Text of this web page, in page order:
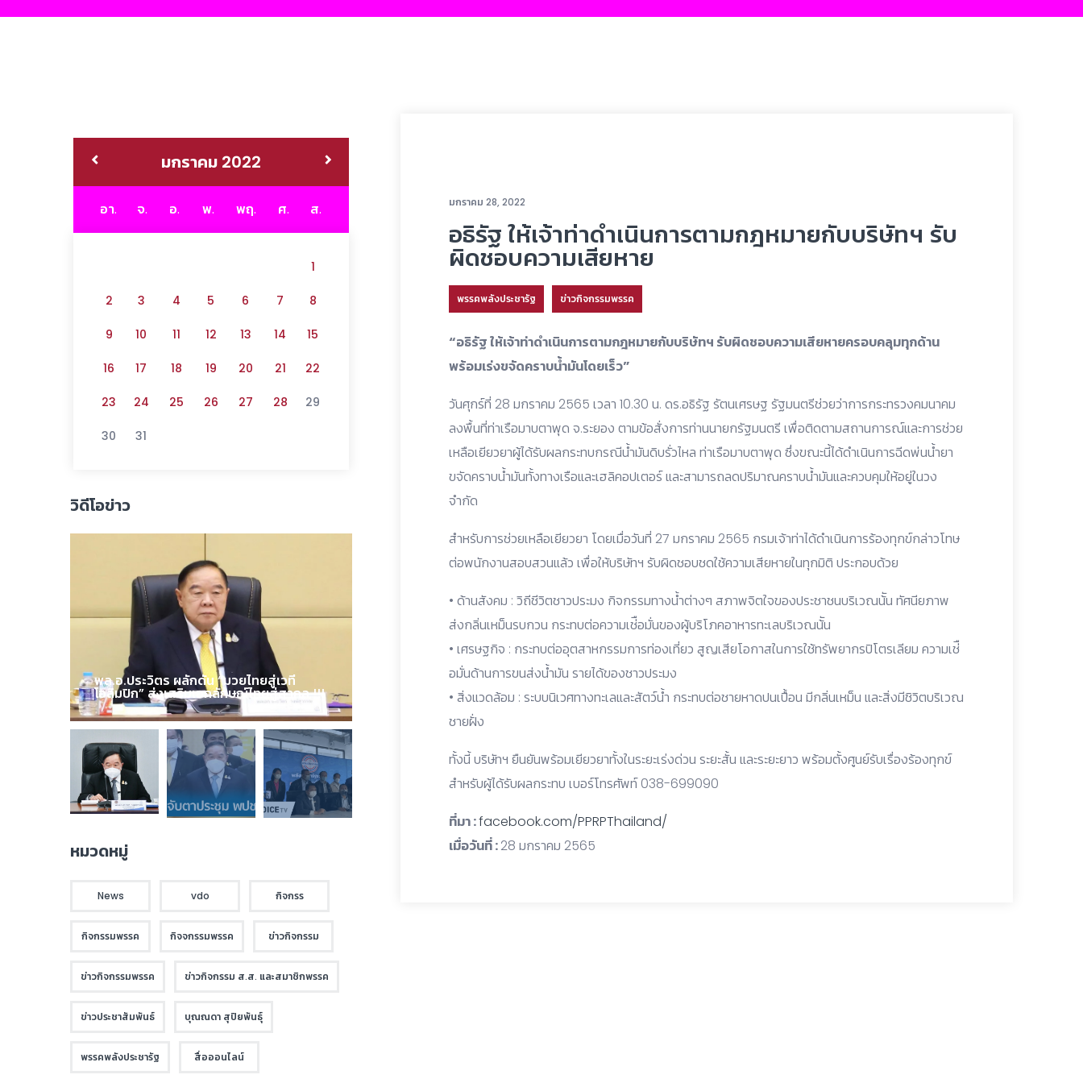
มกราคม 28, 2022
อธิรัฐ ให้เจ้าท่าดำเนินการตามกฎหมายกับบริษัทฯ รับ
ผิดชอบความเสียหาย
พรรคพลังประชารัฐ ข่าวกิจกรรมพรรค
“อธิรัฐ ให้เจ้าท่าดำเนินการตามกฎหมายกับบริษัทฯ รับผิดชอบความเสียหายครอบคลุมทุกด้าน
พร้อมเร่งขจัดคราบน้ำมันโดยเร็ว”
วันศุกร์ที่ 28 มกราคม 2565 เวลา 10.30 น. ดร.อธิรัฐ รัตนเศรษฐ รัฐมนตรีช่วยว่าการกระทรวงคมนาคม
ลงพื้นที่ท่าเรือมาบตาพุด จ.ระยอง ตามข้อสั่งการท่านนายกรัฐมนตรี เพื่อติดตามสถานการณ์และการช่วย
เหลือเยียวยาผู้ได้รับผลกระทบกรณีน้ำมันดิบรั่วไหล ท่าเรือมาบตาพุด ซึ่งขณะนี้ได้ดำเนินการฉีดพ่นน้ำยา
ขจัดคราบน้ำมันทั้งทางเรือและเฮลิคอปเตอร์ และสามารถลดปริมาณคราบน้ำมันและควบคุมให้อยู่ในวง
จำกัด
สำหรับการช่วยเหลือเยียวยา โดยเมื่อวันที่ 27 มกราคม 2565 กรมเจ้าท่าได้ดำเนินการร้องทุกข์กล่าวโทษ
ต่อพนักงานสอบสวนแล้ว เพื่อให้บริษัทฯ รับผิดชอบชดใช้ความเสียหายในทุกมิติ ประกอบด้วย
• ด้านสังคม : วิถีชีวิตชาวประมง กิจกรรมทางน้ำต่างๆ สภาพจิตใจของประชาชนบริเวณน้ัน ทัศนียภาพ
ส่งกลิ่นเหม็นรบกวน กระทบต่อความเช่ือมั่นของผู้บริโภคอาหารทะเลบริเวณน้ัน
• เศรษฐกิจ : กระทบต่ออุตสาหกรรมการท่องเที่ยว สูญเสียโอกาสในการใช้ทรัพยากรปิโตรเลียม ความเช่ื
อมั่นด้านการขนส่งน้ำมัน รายได้ของชาวประมง
• สิ่งแวดล้อม : ระบบนิเวศทางทะเลและสัตว์น้ำ กระทบต่อชายหาดปนเปื้อน มีกลิ่นเหม็น และสิ่งมีชิวิตบริเวณ
ชายฝั่ง
ทั้งนี้ บริษัทฯ ยืนยันพร้อมเยียวยาทั้งในระยะเร่งด่วน ระยะสั้น และระยะยาว พร้อมตั้งศูนย์รับเรื่องร้องทุกข์
สำหรับผู้ได้รับผลกระทบ เบอร์โทรศัพท์ 038-699090
ที่มา :facebook.com/PPRPThailand/
เมื่อวันที่ :28 มกราคม 2565
มกราคม 2022
อา. จ. อ. พ. พฤ. ศ. ส.
1
2 3 4 5 6 7 8
9 10 11 12 13 14 15
16 17 18 19 20 21 22
23 24 25 26 27 28 29
30 31
วิดีโอข่าว
พล.อ.ประวิตร ผลักดัน “มวยไทยสู่เวที
โอลิมปิก” ส่งเสริมเอกลักษณ์ไทยสู่สากล !!!
หมวดหมู่
News vdo กิจกรร
กิจกรรมพรรค กิจจกรรมพรรค ข่าวกิจกรรม
ข่าวกิจกรรมพรรค ข่าวกิจกรรม ส.ส. และสมาชิกพรรค
ข่าวประชาสัมพันธ์ บุณณดา สุปิยพันธุ์
พรรคพลังประชารัฐ สื่อออนไลน์